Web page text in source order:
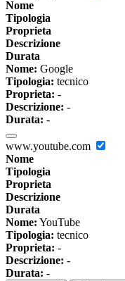
Nome
Tipologia
Proprieta
Descrizione
Durata
Nome: Google
Tipologia: tecnico
Proprieta: -
Descrizione: -
Durata: -
www.youtube.com
Nome
Tipologia
Proprieta
Descrizione
Durata
Nome: YouTube
Tipologia: tecnico
Proprieta: -
Descrizione: -
Durata: -